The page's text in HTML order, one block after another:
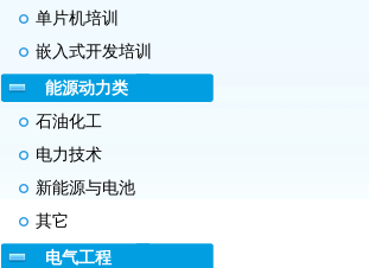
单片机培训
嵌入式开发培训
能源动力类
石油化工
电力技术
新能源与电池
其它
电气工程